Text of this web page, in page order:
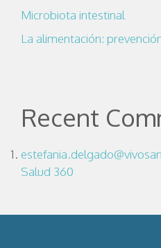
Microbiota intestinal
La alimentación:
Recent
Salud 360